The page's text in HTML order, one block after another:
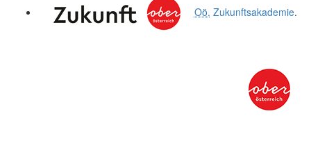
Oö. Zukunftsakademie.